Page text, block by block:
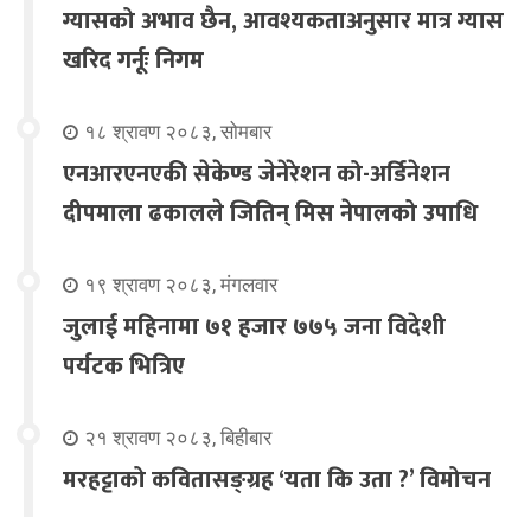
ग्यासको अभाव छैन, आवश्यकताअनुसार मात्र ग्यास
खरिद गर्नूः निगम
१८ श्रावण २०८३, सोमबार
एनआरएनएकी सेकेण्ड जेनेरेशन को-अर्डिनेशन
दीपमाला ढकालले जितिन् मिस नेपालको उपाधि
१९ श्रावण २०८३, मंगलवार
जुलाई महिनामा ७१ हजार ७७५ जना विदेशी
पर्यटक भित्रिए
२१ श्रावण २०८३, बिहीबार
मरहट्टाको कवितासङ्ग्रह ‘यता कि उता ?’ विमोचन